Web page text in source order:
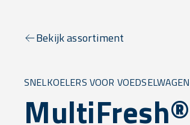
Bekijk assortiment
SNELKOELERS VOOR